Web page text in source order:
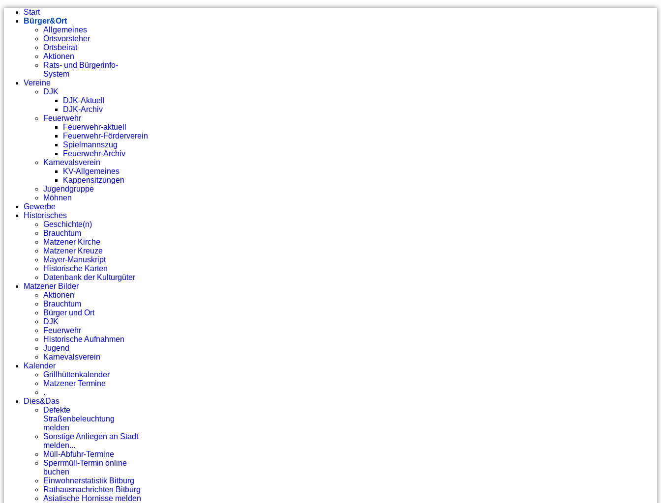
Start
Bürger&Ort
Allgemeines
Ortsvorsteher
Ortsbeirat
Aktionen
Rats- und Bürgerinfo-
System
Vereine
DJK
DJK-Aktuell
DJK-Archiv
Feuerwehr
Feuerwehr-aktuell
Feuerwehr-Förderverein
Spielmannszug
Feuerwehr-Archiv
Karnevalsverein
KV-Allgemeines
Kappensitzungen
Jugendgruppe
Möhnen
Gewerbe
Historisches
Geschichte(n)
Brauchtum
Matzener Kirche
Matzener Kreuze
Mayer-Manuskript
Historische Karten
Datenbank der Kulturgüter
Matzener Bilder
Aktionen
Brauchtum
Bürger und Ort
DJK
Feuerwehr
Historische Aufnahmen
Jugend
Karnevalsverein
Kalender
Grillhüttenkalender
Matzener Termine
.
Dies&Das
Defekte
Straßenbeleuchtung
melden
Sonstige Anliegen an Stadt
melden...
Müll-Abfuhr-Termine
Sperrmüll-Termin online
buchen
Einwohnerstatistik Bitburg
Rathausnachrichten Bitburg
Asiatische Hornisse melden